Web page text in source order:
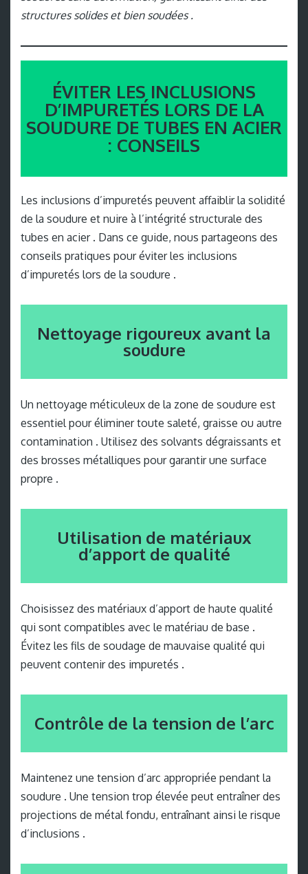
structures solides et bien soudées .
ÉVITER LES INCLUSIONS
D’IMPURETÉS LORS DE LA
SOUDURE DE TUBES EN ACIER
: CONSEILS
Les inclusions d’impuretés peuvent affaiblir la solidité
de la soudure et nuire à l’intégrité structurale des
tubes en acier . Dans ce guide, nous partageons des
conseils pratiques pour éviter les inclusions
d’impuretés lors de la soudure .
Nettoyage rigoureux avant la
soudure
Un nettoyage méticuleux de la zone de soudure est
essentiel pour éliminer toute saleté, graisse ou autre
contamination . Utilisez des solvants dégraissants et
des brosses métalliques pour garantir une surface
propre .
Utilisation de matériaux
d’apport de qualité
Choisissez des matériaux d’apport de haute qualité
qui sont compatibles avec le matériau de base .
Évitez les fils de soudage de mauvaise qualité qui
peuvent contenir des impuretés .
Contrôle de la tension de l’arc
Maintenez une tension d’arc appropriée pendant la
soudure . Une tension trop élevée peut entraîner des
projections de métal fondu, entraînant ainsi le risque
d’inclusions .